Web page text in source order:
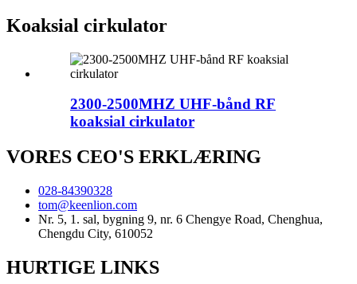
Koaksial cirkulator
2300-2500MHZ UHF-bånd RF
koaksial cirkulator
VORES CEO'S ERKLÆRING
028-84390328
tom@keenlion.com
Nr. 5, 1. sal, bygning 9, nr. 6 Chengye Road, Chenghua,
Chengdu City, 610052
HURTIGE LINKS